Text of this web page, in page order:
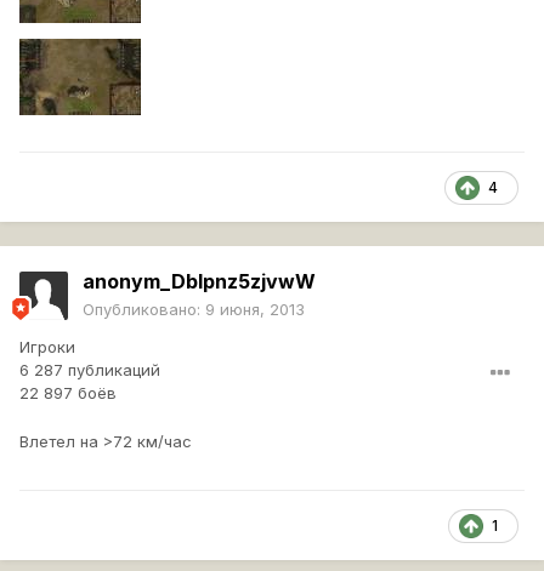
4
anonym_DbIpnz5zjvwW
Опубликовано: 9 июня, 2013
Игроки
6 287 публикаций
22 897 боёв
Влетел на >72 км/час
1